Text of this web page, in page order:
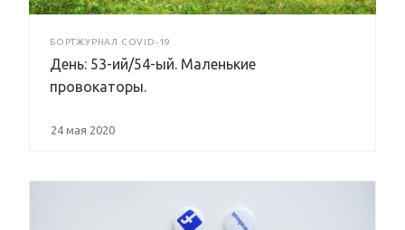
БОРТЖУРНАЛ COVID-19
День: 53-ий/54-ый. Маленькие
провокаторы.
24 мая 2020